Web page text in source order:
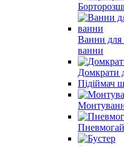
Ванни для
ванни
Домкрати
Підіймач